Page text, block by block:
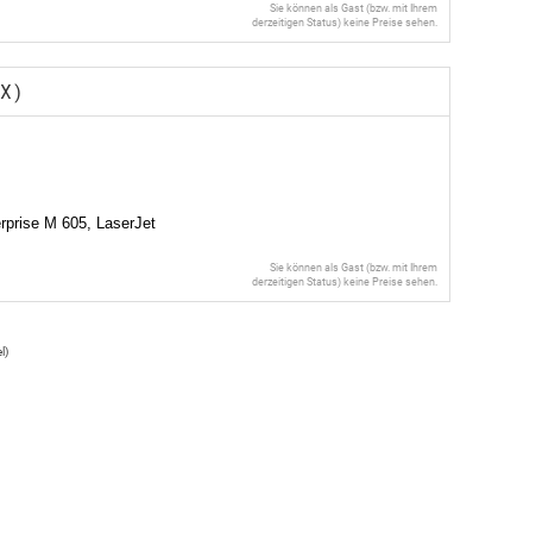
Sie können als Gast (bzw. mit Ihrem
derzeitigen Status) keine Preise sehen.
M 605, LaserJet
Sie können als Gast (bzw. mit Ihrem
derzeitigen Status) keine Preise sehen.
)